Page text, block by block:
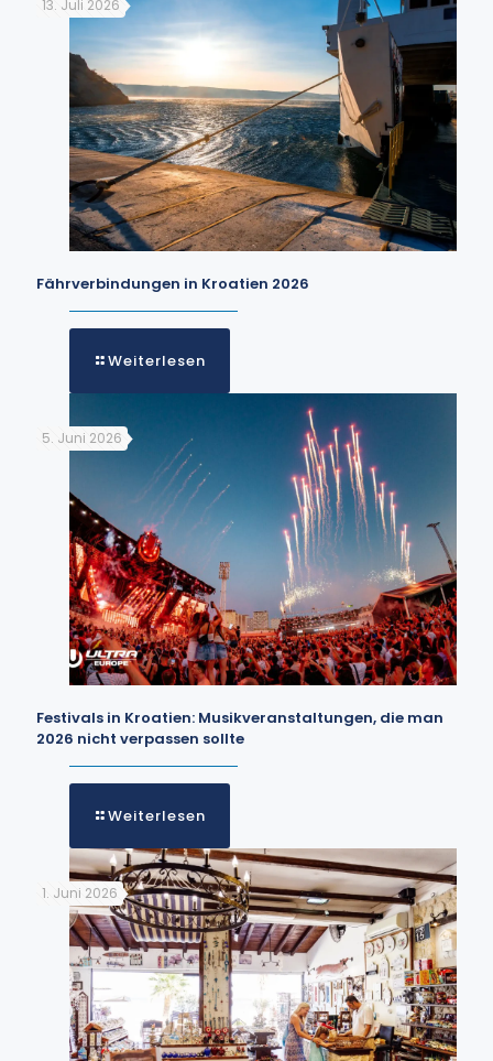
13. Juli 2026
Fährverbindungen in Kroatien 2026
Weiterlesen
5. Juni 2026
Festivals in Kroatien: Musikveranstaltungen, die man
2026 nicht verpassen sollte
Weiterlesen
1. Juni 2026